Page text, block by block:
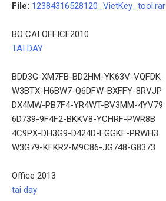
File: 12384316528120_VietKey_tool.rar
BO CAI OFFICE2010
TAI DAY
BDD3G-XM7FB-BD2HM-YK63V-VQFDK
W3BTX-H6BW7-Q6DFW-BXFFY-8RVJP
DX4MW-PB7F4-YR4WT-BV3MM-4YV79
6D739-9F4F2-BKKV8-YCHRF-PWR8B
4C9PX-DH3G9-D424D-FGGKF-PRWH3
W3G79-KFKR2-M9C86-JG748-G8373
Office 2013
tai day